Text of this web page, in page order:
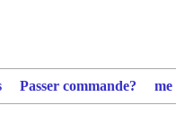
Passer commande?